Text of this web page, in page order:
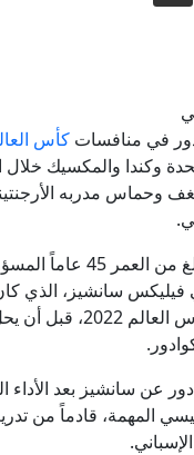
نهج الانضمام إلى
كارثي بالنسبة
مهدي لعريبي: الجزائر
منظمة "دي زد مافيا"
نعرف عنه؟
هؤلاء ينكدون على ترمب..
في الحزب
اليمنية: الحوثي نفذ
المناسبين
في منافسات كأس
شغف وحماس مدربه
تولى بيكاسيسي
فيليكس سانشيز، الذي
لمنتخب قطر في كأس
عن سانشيز بعد الأداء
المهمة، قادماً من